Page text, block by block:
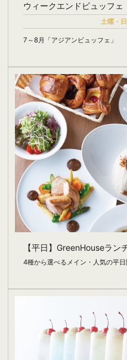
ウィークエンドビュッフェ
土曜・
7～8月「アジアンビュッフェ」
【平日】GreenHouseラン
4種から選べるメイン・人気の平